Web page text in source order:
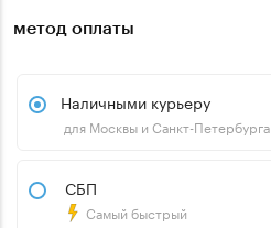
метод оплаты
Наличными курьеру
для Москвы и Санкт-Петербурга
СБП
Самый быстрый